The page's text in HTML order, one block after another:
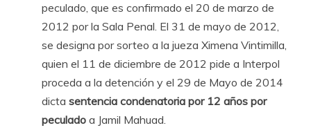
peculado, que es confirmado el 20 de marzo de
2012 por la Sala Penal. El 31 de mayo de 2012,
se designa por sorteo a la jueza Ximena Vintimilla,
quien el 11 de diciembre de 2012 pide a Interpol
proceda a la detención y el 29 de Mayo de 2014
dicta sentencia condenatoria por 12 años por
peculado a Jamil Mahuad.